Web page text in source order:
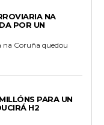
NA
POR UN
na Coruña quedou
PARA UN
H2